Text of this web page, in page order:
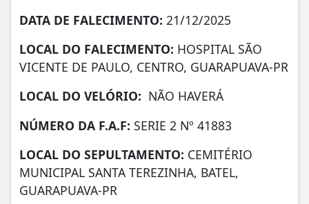
DATA DE FALECIMENTO: 21/12/2025
LOCAL DO FALECIMENTO: HOSPITAL SÃO
VICENTE DE PAULO, CENTRO, GUARAPUAVA-PR
LOCAL DO VELÓRIO: NÃO HAVERÁ
NÚMERO DA F.A.F: SERIE 2 Nº 41883
LOCAL DO SEPULTAMENTO: CEMITÉRIO
MUNICIPAL SANTA TEREZINHA, BATEL,
GUARAPUAVA-PR